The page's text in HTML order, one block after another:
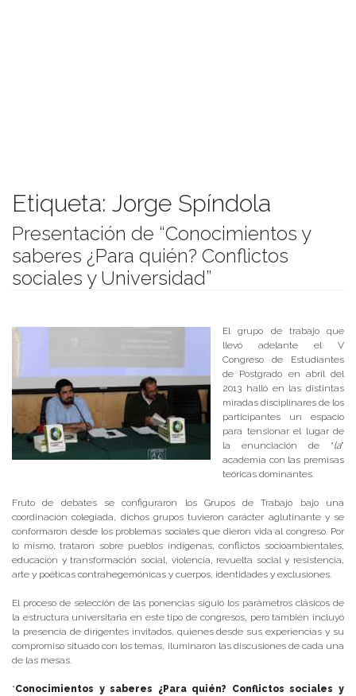
Etiqueta: Jorge Spíndola
Presentación de “Conocimientos y
saberes ¿Para quién? Conflictos
sociales y Universidad”
El grupo de trabajo que
llevó adelante el V
Congreso de Estudiantes
de Postgrado en abril del
2013 halló en las distintas
miradas disciplinares de los
participantes un espacio
para tensionar el lugar de
la enunciación de “la”
academia con las premisas
teóricas dominantes.
Fruto de debates se configuraron los Grupos de Trabajo bajo una
coordinación colegiada, dichos grupos tuvieron carácter aglutinante y se
conformaron desde los problemas sociales que dieron vida al congreso. Por
lo mismo, trataron sobre pueblos indígenas, conflictos socioambientales,
educación y transformación social, violencia, revuelta social y resistencia,
arte y poéticas contrahegemónicas y cuerpos, identidades y exclusiones.
El proceso de selección de las ponencias siguió los parámetros clásicos de
la estructura universitaria en este tipo de congresos, pero también incluyó
la presencia de dirigentes invitados, quienes desde sus experiencias y su
compromiso situado con los temas, iluminaron las discusiones de cada una
de las mesas.
“Conocimientos y saberes ¿Para quién? Conflictos sociales y